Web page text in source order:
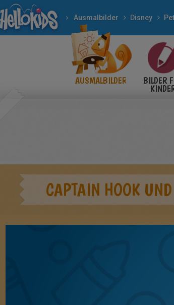
Ausmalbilder Disney
AUSMALBILDER BILDER
CAPTAIN HOOK UND